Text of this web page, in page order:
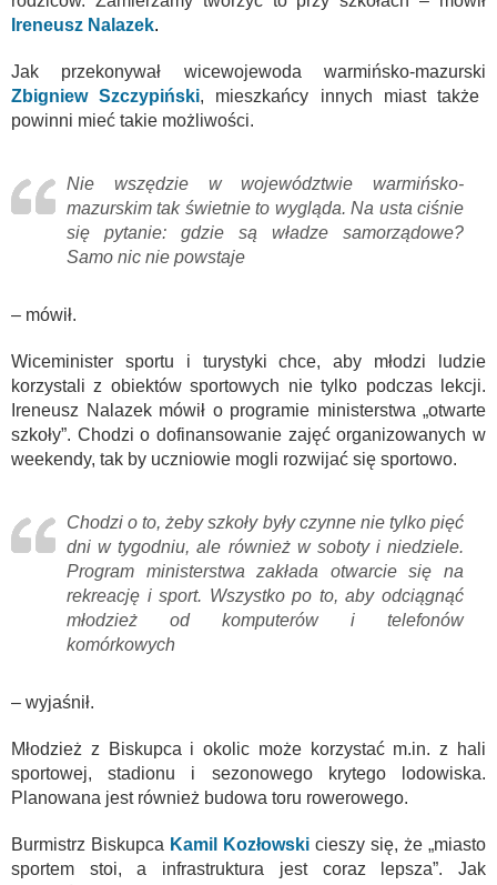
Ireneusz Nalazek.
Jak przekonywał wicewojewoda warmińsko-mazurski
Zbigniew Szczypiński, mieszkańcy innych miast także
powinni mieć takie możliwości.
Nie wszędzie w województwie warmińsko-
mazurskim tak świetnie to wygląda. Na usta ciśnie
się pytanie: gdzie są władze samorządowe?
Samo nic nie powstaje
– mówił.
Wiceminister sportu i turystyki chce, aby młodzi ludzie
korzystali z obiektów sportowych nie tylko podczas lekcji.
Ireneusz Nalazek mówił o programie ministerstwa „otwarte
szkoły”. Chodzi o dofinansowanie zajęć organizowanych w
weekendy, tak by uczniowie mogli rozwijać się sportowo.
Chodzi o to, żeby szkoły były czynne nie tylko pięć
dni w tygodniu, ale również w soboty i niedziele.
Program ministerstwa zakłada otwarcie się na
rekreację i sport. Wszystko po to, aby odciągnąć
młodzież od komputerów i telefonów
komórkowych
– wyjaśnił.
Młodzież z Biskupca i okolic może korzystać m.in. z hali
sportowej, stadionu i sezonowego krytego lodowiska.
Planowana jest również budowa toru rowerowego.
Burmistrz Biskupca Kamil Kozłowski cieszy się, że „miasto
sportem stoi, a infrastruktura jest coraz lepsza”. Jak